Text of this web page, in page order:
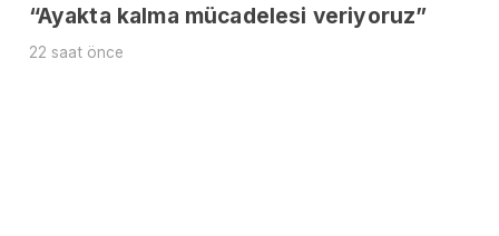
“Ayakta kalma mücadelesi veriyoruz”
22 saat önce